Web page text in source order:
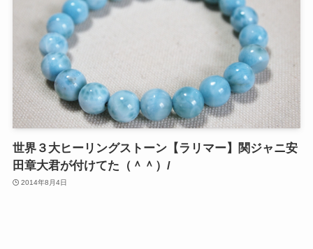
世界３大ヒーリングストーン【ラリマー】関ジャニ安
田章大君が付けてた（＾＾）/
2014年8月4日